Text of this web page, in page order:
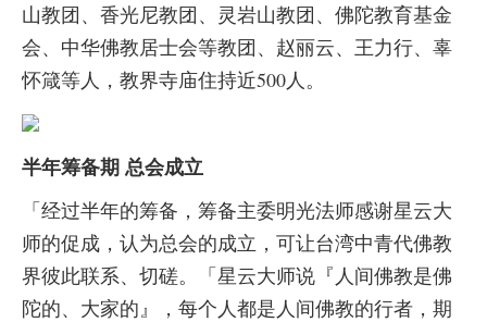
山教团、香光尼教团、灵岩山教团、佛陀教育基金
会、中华佛教居士会等教团、赵丽云、王力行、辜
怀箴等人，教界寺庙住持近500人。
半年筹备期 总会成立
「经过半年的筹备，筹备主委明光法师感谢星云大
师的促成，认为总会的成立，可让台湾中青代佛教
界彼此联系、切磋。「星云大师说『人间佛教是佛
陀的、大家的』，每个人都是人间佛教的行者，期